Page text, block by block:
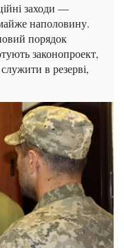
заходи —
наполовину.
порядок
законопроект,
в резерві,